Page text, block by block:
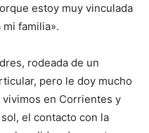
estoy muy vinculada
familia».
rodeada de un
pero le doy mucho
en Corrientes y
el contacto con la